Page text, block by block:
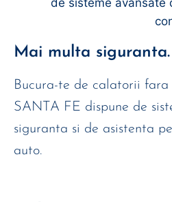
Mai multa siguranta.
Bucura-te de calatorii
SANTA FE dispune de
siguranta si de asistenta
auto.